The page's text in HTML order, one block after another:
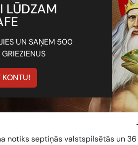
LŪDZAM
UN SAŅEM 500
KONTU!
notiks septiņās valstspilsētās un